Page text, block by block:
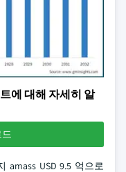
에 대해 자세히 알
amass USD 9.5 억으로